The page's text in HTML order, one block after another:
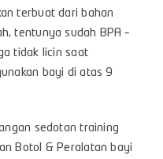
terbuat dari bahan
tentunya sudah BPA –
tidak licin saat
bayi di atas 9
sedotan training
Botol & Peralatan bayi